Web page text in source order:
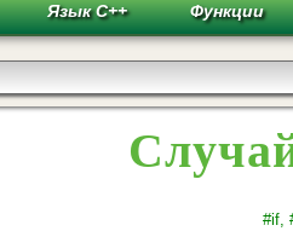
Язык С++ Функции
#if,